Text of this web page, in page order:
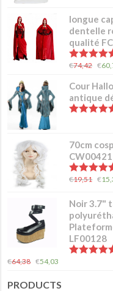
longue
dentelle
qualité
5.00sur
€74,42 €
Cour
antique
70cm
CW00421
5.00 sur
€19,51 €
Noir 3.7"
LF00128
€64,38 €54,03
PRODUCTS